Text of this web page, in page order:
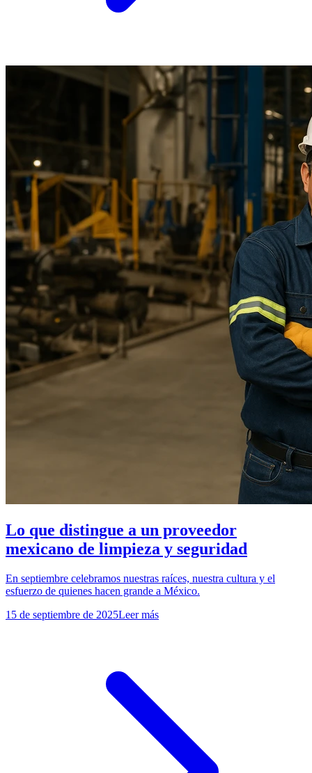
Lo que distingue a un proveedor
mexicano de limpieza y seguridad
En septiembre celebramos nuestras raíces, nuestra cultura y el
esfuerzo de quienes hacen grande a México.
15 de septiembre de 2025Leer más